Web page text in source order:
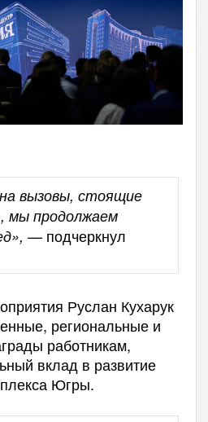
вызовы, стоящие
мы продолжаем
— подчеркнул
Руслан Кухарук
региональные и
работникам,
вклад в развитие
Югры.